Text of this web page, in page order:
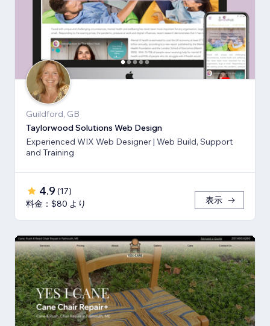
Guildford, GB
Taylorwood Solutions Web Design
Experienced WIX Web Designer | Web Build, Support
and Training
4.9 (17)
料金：$80 より
表示